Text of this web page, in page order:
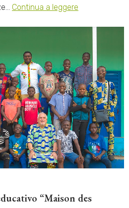
Continua a leggere
“Maison des